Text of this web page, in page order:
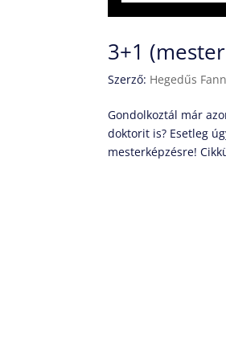
3+1
Szerző: Hegedűs
Gondolkoztál már
doktorit is? Esetleg
mesterképzésre!